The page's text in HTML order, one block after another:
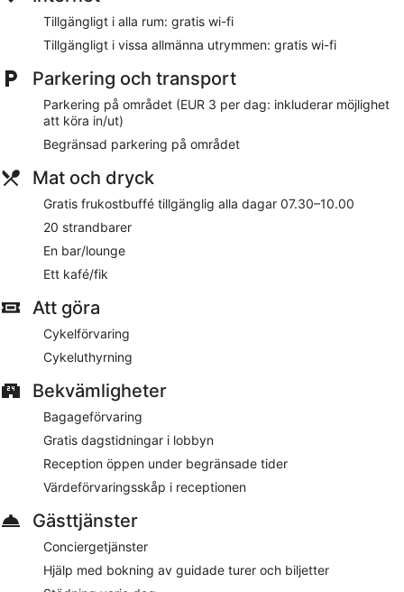
Gratis frukostbuffé serveras dagligen mellan 07.30 och
10.00. Du kan ladda med energi på deras kafé eller ta en
Gäster erbjuds gratis wi-fi och en platt-tv med satellitkanaler.
Badrummen har hårtorkar, gratis toalettartiklar och bidéer.
garderob.
På boendet
På Hotel Angelo har gäster tillgång till en takterrass, gratis
wi-fi i allmänna utrymmen och gratis dagstidningar.
Parkering är tillgänglig för EUR 3 per dag.
Receptionspersonalen kan hjälpa dig med bokning av
guidade turer och biljetter, förvaring av värdesaker och
bagageförvaring. Detta hotell vid stranden har dessutom en
terrass.
Koppla av på en privat vit sandstrand, som ligger endast
300 meter bort. Luta dig tillbaka i solen och koppla av tack
vare parasoller och solstolar.
Gratis frukost finns tillgänglig dagligen. Det finns kafé på
plats. Du kan njuta av en drink på en av barerna. Du har att
välja mellan 20 strandbarer och en bar/lounge. Gratis wi-fi
finns i allmänna utrymmen. Parkeringsplatser finns
tillgängliga mot en avgift.
Detta hotell i Caorle har 3 stjärnor och tillåter inte rökning.
Gäster kan äta gratis frukostbuffé dagligen från 07.30 till
Tillgängligt i alla rum: gratis wi-fi
Tillgängligt i vissa allmänna utrymmen: gratis wi-fi
Parkering och transport
Parkering på området (EUR 3 per dag: inkluderar möjlighet
att köra in/ut)
Begränsad parkering på området
Mat och dryck
Gratis frukostbuffé tillgänglig alla dagar 07.30–10.00
20 strandbarer
En bar/lounge
Ett kafé/fik
Att göra
Cykelförvaring
Cykeluthyrning
Bekvämligheter
Bagageförvaring
Gratis dagstidningar i lobbyn
Reception öppen under begränsade tider
Värdeförvaringsskåp i receptionen
Gästtjänster
Conciergetjänster
Hjälp med bokning av guidade turer och biljetter